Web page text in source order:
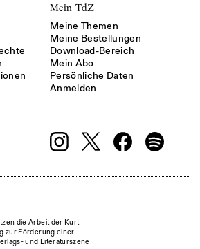
Mein TdZ
Meine Themen
Meine Bestellungen
Download-Bereich
Mein Abo
Persönliche Daten
Anmelden
die Arbeit der Kurt
zur Förderung einer
und Literaturszene